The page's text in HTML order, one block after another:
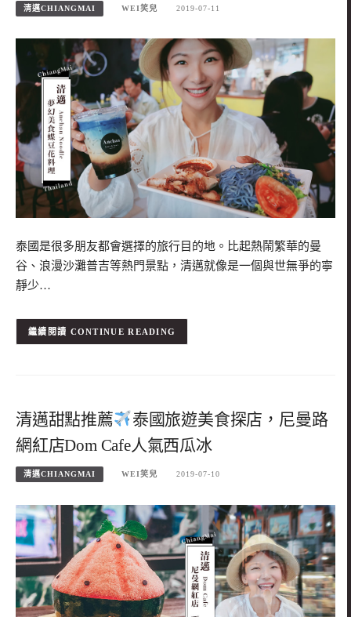
清邁CHIANGMAI WEI笑兒 2019-07-11
泰國是很多朋友都會選擇的旅行目的地。比起熱鬧繁華的曼
谷、浪漫沙灘普吉等熱門景點，清邁就像是一個與世無爭的寧
靜少…
CONTINUE READING
清邁甜點推薦
泰國旅遊美食探店，尼曼路
網紅店Dom Cafe人氣西瓜冰
清邁CHIANGMAI WEI笑兒 2019-07-10